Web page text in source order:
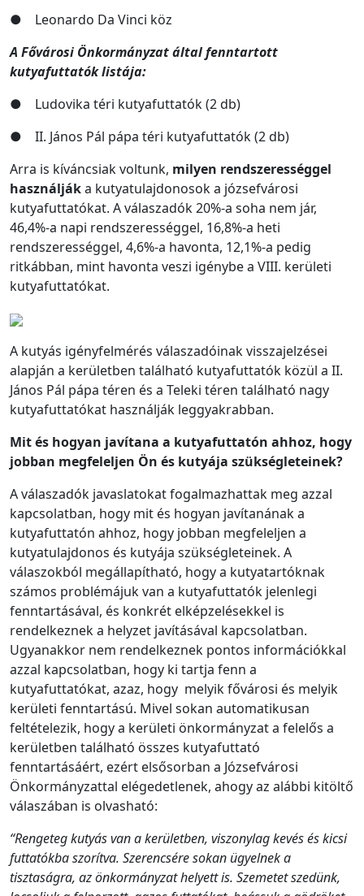
● Leonardo Da Vinci köz
A Fővárosi Önkormányzat által fenntartott
kutyafuttatók listája:
● Ludovika téri kutyafuttatók (2 db)
● II. János Pál pápa téri kutyafuttatók (2 db)
Arra is kíváncsiak voltunk, milyen rendszerességgel
használjáka kutyatulajdonosok a józsefvárosi
kutyafuttatókat. A válaszadók 20%-a soha nem jár,
46,4%-a napi rendszerességgel, 16,8%-a heti
rendszerességgel, 4,6%-a havonta, 12,1%-a pedig
ritkábban, mint havonta veszi igénybe a VIII. kerületi
kutyafuttatókat.
A kutyás igényfelmérés válaszadóinak visszajelzései
alapján a kerületben található kutyafuttatók közül a II.
János Pál pápa téren és a Teleki téren található nagy
kutyafuttatókat használják leggyakrabban.
Mit és hogyan javítana a kutyafuttatón ahhoz, hogy
jobban megfeleljen Ön és kutyája szükségleteinek?
A válaszadók javaslatokat fogalmazhattak meg azzal
kapcsolatban, hogy mit és hogyan javítanának a
kutyafuttatón ahhoz, hogy jobban megfeleljen a
kutyatulajdonos és kutyája szükségleteinek. A
válaszokból megállapítható, hogy a kutyatartóknak
számos problémájuk van a kutyafuttatók jelenlegi
fenntartásával, és konkrét elképzelésekkel is
rendelkeznek a helyzet javításával kapcsolatban.
Ugyanakkor nem rendelkeznek pontos információkkal
azzal kapcsolatban, hogy ki tartja fenn a
kutyafuttatókat, azaz, hogy melyik fővárosi és melyik
kerületi fenntartású. Mivel sokan automatikusan
feltételezik, hogy a kerületi önkormányzat a felelős a
kerületben található összes kutyafuttató
fenntartásáért, ezért elsősorban a Józsefvárosi
Önkormányzattal elégedetlenek, ahogy az alábbi kitöltő
válaszában is olvasható:
“Rengeteg kutyás van a kerületben, viszonylag kevés és kicsi
futtatókba szorítva. Szerencsére sokan ügyelnek a
tisztaságra, az önkormányzat helyett is. Szemetet szedünk,